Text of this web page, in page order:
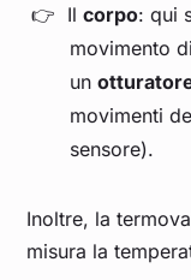
Il corpo: qui
movimento
un
movimenti
sensore).
Inoltre, la
misura la